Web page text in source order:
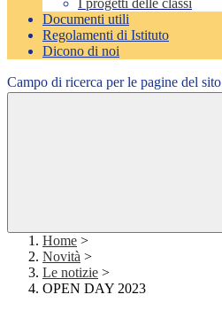
I progetti delle classi
Documenti utili
Regolamenti di Istituto
Dicono di noi
Campo di ricerca per le pagine del sito
Home >
Novità >
Le notizie >
OPEN DAY 2023